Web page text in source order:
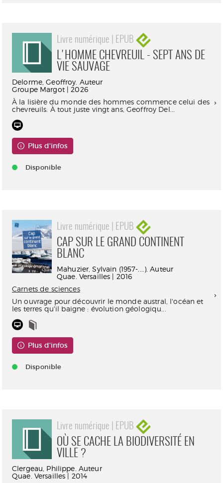
Livre numérique | EPUB
L'HOMME CHEVREUIL - SEPT ANS DE
VIE SAUVAGE
Delorme, Geoffroy. Auteur
Groupe Margot | 2026
À la lisière du monde des hommes commence celui des
chevreuils. À tout juste vingt ans, Geoffroy Del...
Plus d'infos
Disponible
Livre numérique | EPUB
CAP SUR LE GRAND CONTINENT
BLANC
Mahuzier, Sylvain (1957-....). Auteur
Quae. Versailles | 2016
Carnets de sciences
Un ouvrage pour découvrir le monde austral, l'océan et
les terres qu'il baigne : évolution géologiqu...
Plus d'infos
Disponible
Livre numérique | EPUB
OÙ SE CACHE LA BIODIVERSITÉ EN
VILLE ?
Clergeau, Philippe. Auteur
Quae. Versailles | 2014